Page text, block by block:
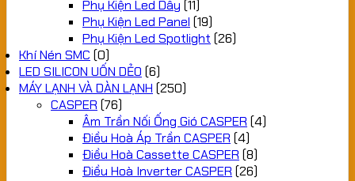
Phụ Kiện Led Dây (11)
Phụ Kiện Led Panel (19)
Phụ Kiện Led Spotlight (26)
Khí Nén SMC (0)
LED SILICON UỐN DẺO (6)
MÁY LẠNH VÀ DÀN LẠNH (250)
CASPER (76)
Âm Trần Nối Ống Gió CASPER (4)
Điều Hoà Áp Trần CASPER (4)
Điều Hoà Cassette CASPER (8)
Điều Hoà Inverter CASPER (26)